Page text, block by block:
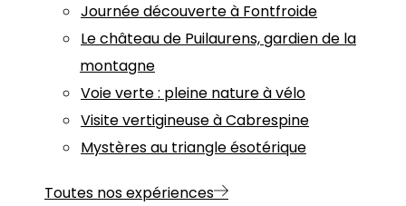
Journée découverte à Fontfroide
Le château de Puilaurens, gardien de la
montagne
Voie verte : pleine nature à vélo
Visite vertigineuse à Cabrespine
Mystères au triangle ésotérique
Toutes nos expériences